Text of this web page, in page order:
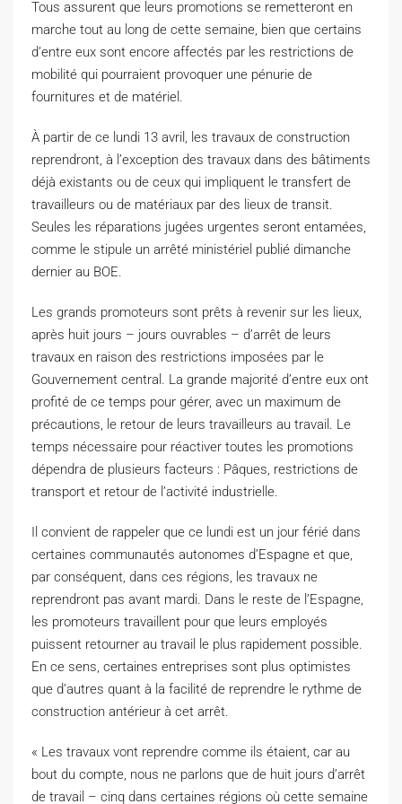
Tous assurent que leurs promotions se remetteront en
marche tout au long de cette semaine, bien que certains
d’entre eux sont encore affectés par les restrictions de
mobilité qui pourraient provoquer une pénurie de
fournitures et de matériel.
À partir de ce lundi 13 avril, les travaux de construction
reprendront, à l’exception des travaux dans des bâtiments
déjà existants ou de ceux qui impliquent le transfert de
travailleurs ou de matériaux par des lieux de transit.
Seules les réparations jugées urgentes seront entamées,
comme le stipule un arrêté ministériel publié dimanche
dernier au BOE.
Les grands promoteurs sont prêts à revenir sur les lieux,
après huit jours – jours ouvrables – d’arrêt de leurs
travaux en raison des restrictions imposées par le
Gouvernement central. La grande majorité d’entre eux ont
profité de ce temps pour gérer, avec un maximum de
précautions, le retour de leurs travailleurs au travail. Le
temps nécessaire pour réactiver toutes les promotions
dépendra de plusieurs facteurs : Pâques, restrictions de
transport et retour de l’activité industrielle.
Il convient de rappeler que ce lundi est un jour férié dans
certaines communautés autonomes d’Espagne et que,
par conséquent, dans ces régions, les travaux ne
reprendront pas avant mardi. Dans le reste de l’Espagne,
les promoteurs travaillent pour que leurs employés
puissent retourner au travail le plus rapidement possible.
En ce sens, certaines entreprises sont plus optimistes
que d’autres quant à la facilité de reprendre le rythme de
construction antérieur à cet arrêt.
« Les travaux vont reprendre comme ils étaient, car au
bout du compte, nous ne parlons que de huit jours d’arrêt
de travail – cinq dans certaines régions où cette semaine